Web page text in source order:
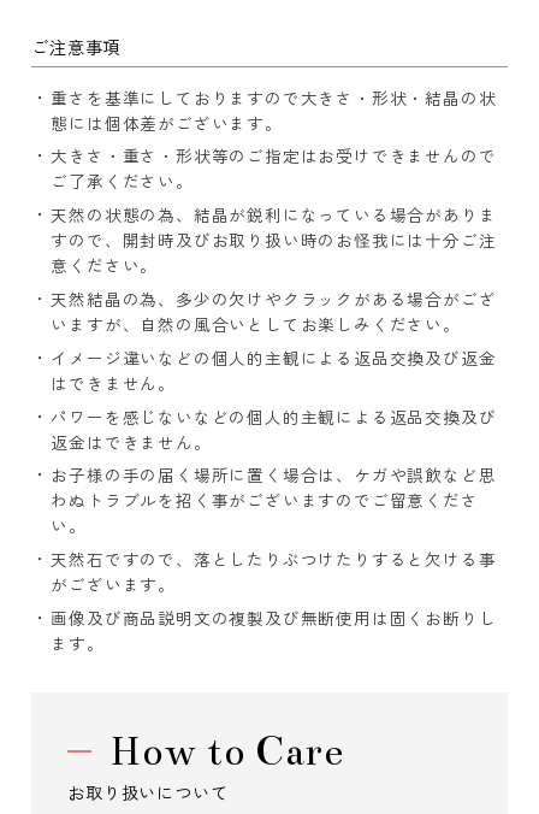
ご注意事項
重さを基準にしておりますので大きさ・形状・結晶の状
態には個体差がございます。
大きさ・重さ・形状等のご指定はお受けできませんので
ご了承ください。
天然の状態の為、結晶が鋭利になっている場合がありま
すので、開封時及びお取り扱い時のお怪我には十分ご注
意ください。
天然結晶の為、多少の欠けやクラックがある場合がござ
いますが、自然の風合いとしてお楽しみください。
イメージ違いなどの個人的主観による返品交換及び返金
はできません。
パワーを感じないなどの個人的主観による返品交換及び
返金はできません。
お子様の手の届く場所に置く場合は、ケガや誤飲など思
わぬトラブルを招く事がございますのでご留意くださ
い。
天然石ですので、落としたりぶつけたりすると欠ける事
がございます。
画像及び商品説明文の複製及び無断使用は固くお断りし
ます。
How to Care
お取り扱いについて